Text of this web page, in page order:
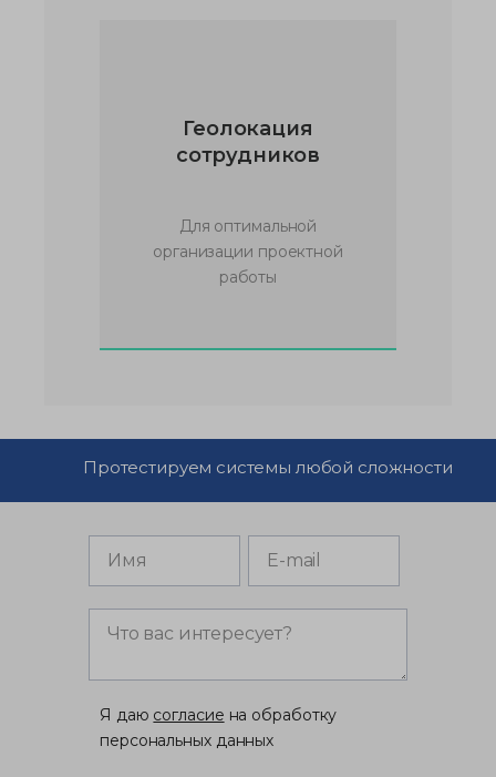
Геолокация
сотрудников
Для оптимальной
организации проектной
работы
Протестируем системы любой сложности
Я даю согласие на обработку
персональных данных